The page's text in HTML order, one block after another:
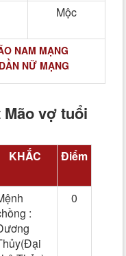
Mộc
NAM MẠNG
NỮ MẠNG
vợ tuổi
KHẮC Điểm
:
0